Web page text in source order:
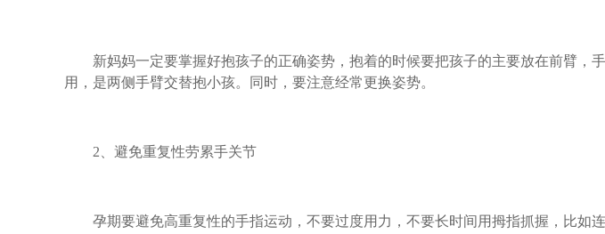
新妈妈一定要掌握好抱孩子的正确姿势，抱着的时候要把孩子的主要放在前臂，
用，是两侧手臂交替抱小孩。同时，要注意经常更换姿势。
2、避免重复性劳累手关节
孕期要避免高重复性的手指运动，不要过度用力，不要长时间用拇指抓握，比如连